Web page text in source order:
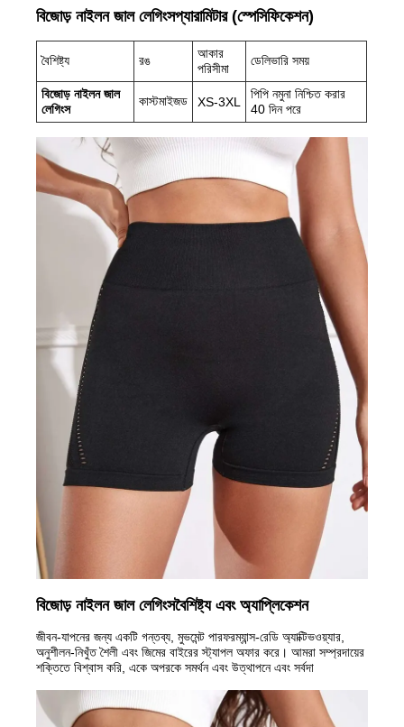
বিজোড় নাইলন জাল লেগিংসপ্যারামিটার (স্পেসিফিকেশন)
বৈশিষ্ট্য রঙ
আকার
পরিসীমা
ডেলিভারি সময়
বিজোড় নাইলন জাল
লেগিংস
কাস্টমাইজড XS-3XL
পিপি নমুনা নিশ্চিত করার
40 দিন পরে
বিজোড় নাইলন জাল লেগিংসবৈশিষ্ট্য এবং অ্যাপ্লিকেশন
জীবন-যাপনের জন্য একটি গন্তব্য, মুভমেন্ট পারফরম্যান্স-রেডি অ্যাক্টিভওয়্যার,
অনুশীলন-নিখুঁত শৈলী এবং জিমের বাইরের স্ট্যাপল অফার করে। আমরা সম্প্রদায়ের
শক্তিতে বিশ্বাস করি, একে অপরকে সমর্থন এবং উত্থাপনে এবং সর্বদা